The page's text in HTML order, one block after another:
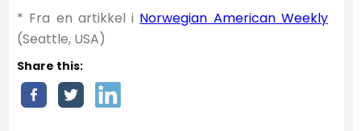
* Fra en artikkel i Norwegian American Weekly
(Seattle, USA)
Share this: